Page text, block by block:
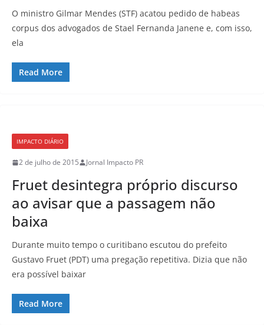
O ministro Gilmar Mendes (STF) acatou pedido de habeas
corpus dos advogados de Stael Fernanda Janene e, com isso,
ela
Read More
IMPACTO DIÁRIO
2 de julho de 2015 Jornal Impacto PR
Fruet desintegra próprio discurso
ao avisar que a passagem não
baixa
Durante muito tempo o curitibano escutou do prefeito
Gustavo Fruet (PDT) uma pregação repetitiva. Dizia que não
era possível baixar
Read More